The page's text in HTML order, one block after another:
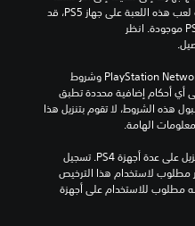
الهامة.